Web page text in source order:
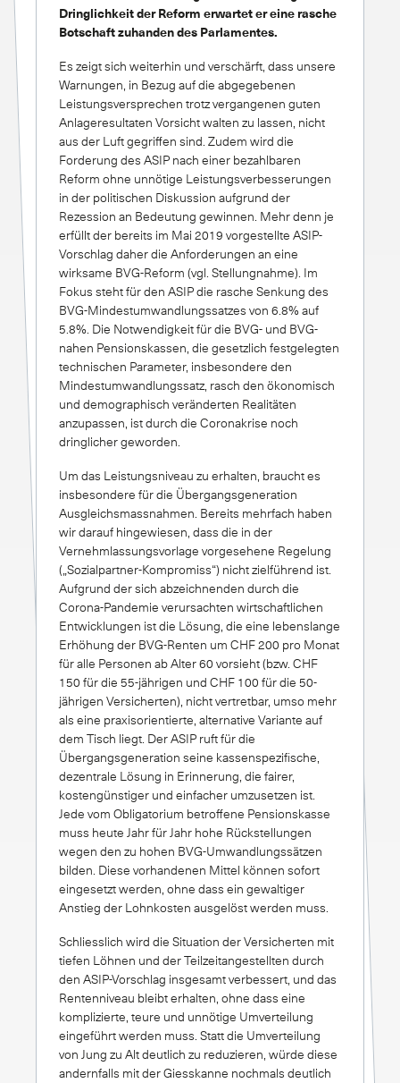
Dringlichkeit der Reform erwartet er eine rasche
Botschaft zuhanden des Parlamentes.
Es zeigt sich weiterhin und verschärft, dass unsere
Warnungen, in Bezug auf die abgegebenen
Leistungsversprechen trotz vergangenen guten
Anlageresultaten Vorsicht walten zu lassen, nicht
aus der Luft gegriffen sind. Zudem wird die
Forderung des ASIP nach einer bezahlbaren
Reform ohne unnötige Leistungsverbesserungen
in der politischen Diskussion aufgrund der
Rezession an Bedeutung gewinnen. Mehr denn je
erfüllt der bereits im Mai 2019 vorgestellte ASIP-
Vorschlag daher die Anforderungen an eine
wirksame BVG-Reform (vgl. Stellungnahme). Im
Fokus steht für den ASIP die rasche Senkung des
BVG-Mindestumwandlungssatzes von 6.8% auf
5.8%. Die Notwendigkeit für die BVG- und BVG-
nahen Pensionskassen, die gesetzlich festgelegten
technischen Parameter, insbesondere den
Mindestumwandlungssatz, rasch den ökonomisch
und demographisch veränderten Realitäten
anzupassen, ist durch die Coronakrise noch
dringlicher geworden.
Um das Leistungsniveau zu erhalten, braucht es
insbesondere für die Übergangsgeneration
Ausgleichsmassnahmen. Bereits mehrfach haben
wir darauf hingewiesen, dass die in der
Vernehmlassungsvorlage vorgesehene Regelung
(„Sozialpartner-Kompromiss“) nicht zielführend ist.
Aufgrund der sich abzeichnenden durch die
Corona-Pandemie verursachten wirtschaftlichen
Entwicklungen ist die Lösung, die eine lebenslange
Erhöhung der BVG-Renten um CHF 200 pro Monat
für alle Personen ab Alter 60 vorsieht (bzw. CHF
150 für die 55-jährigen und CHF 100 für die 50-
jährigen Versicherten), nicht vertretbar, umso mehr
als eine praxisorientierte, alternative Variante auf
dem Tisch liegt. Der ASIP ruft für die
Übergangsgeneration seine kassenspezifische,
dezentrale Lösung in Erinnerung, die fairer,
kostengünstiger und einfacher umzusetzen ist.
Jede vom Obligatorium betroffene Pensionskasse
muss heute Jahr für Jahr hohe Rückstellungen
wegen den zu hohen BVG-Umwandlungssätzen
bilden. Diese vorhandenen Mittel können sofort
eingesetzt werden, ohne dass ein gewaltiger
Anstieg der Lohnkosten ausgelöst werden muss.
Schliesslich wird die Situation der Versicherten mit
tiefen Löhnen und der Teilzeitangestellten durch
den ASIP-Vorschlag insgesamt verbessert, und das
Rentenniveau bleibt erhalten, ohne dass eine
komplizierte, teure und unnötige Umverteilung
eingeführt werden muss. Statt die Umverteilung
von Jung zu Alt deutlich zu reduzieren, würde diese
andernfalls mit der Giesskanne nochmals deutlich